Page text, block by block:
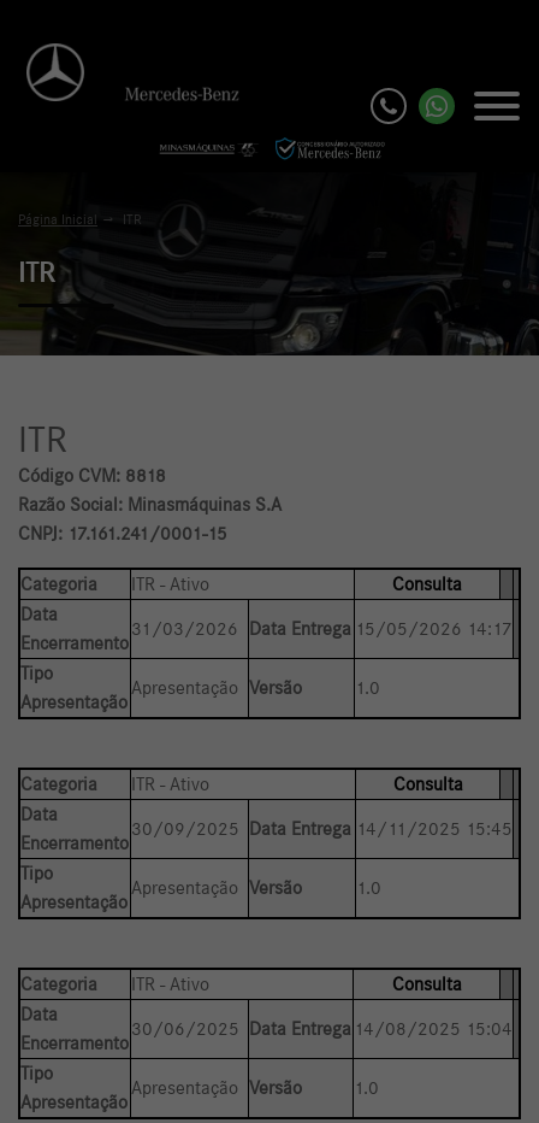
Página Inicial ITR
ITR
ITR
Código CVM: 8818
Razão Social: Minasmáquinas S.A
CNPJ: 17.161.241/0001-15
Categoria ITR - Ativo
Consulta
Data
Encerramento
31/03/2026 Data Entrega 15/05/2026 14:17
Tipo
Apresentação
Apresentação Versão 1.0
Categoria ITR - Ativo
Consulta
Data
Encerramento
30/09/2025 Data Entrega 14/11/2025 15:45
Tipo
Apresentação
Apresentação Versão 1.0
Categoria ITR - Ativo
Consulta
Data
Encerramento
30/06/2025 Data Entrega 14/08/2025 15:04
Tipo
Apresentação
Apresentação Versão 1.0